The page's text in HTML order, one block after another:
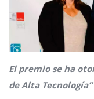
El premio se ha
de Alta